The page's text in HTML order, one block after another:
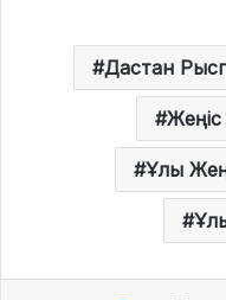
Дастан
Ұлы